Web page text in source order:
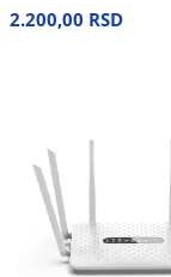
2.200,00 RSD